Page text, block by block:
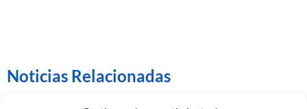
Noticias Relacionadas